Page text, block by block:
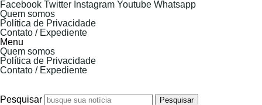
Facebook Twitter Instagram Youtube Whatsapp
Quem somos
Política de Privacidade
Contato / Expediente
Menu
Quem somos
Política de Privacidade
Contato / Expediente
Pesquisar
Pesquisar